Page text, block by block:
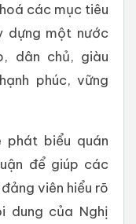
các mục tiêu
dựng một nước
dân chủ, giàu
phúc, vững
phát biểu quán
để giúp các
viên hiểu rõ
dung của Nghị